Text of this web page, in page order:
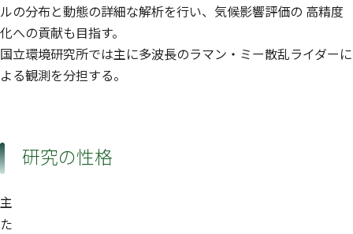
ルの分布と動態の詳細な解析を行い、気候影響評価の 高精度
化への貢献も目指す。
国立環境研究所では主に多波長のラマン・ミー散乱ライダーに
よる観測を分担する。
研究の性格
主
た